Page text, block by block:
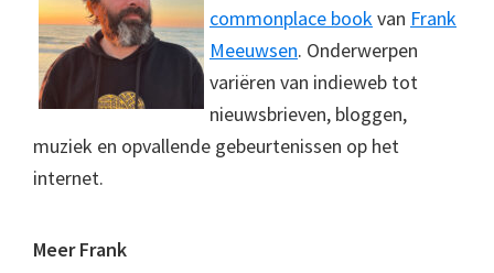
commonplace bookvan Frank
Meeuwsen. Onderwerpen
variëren van indieweb tot
nieuwsbrieven, bloggen,
muziek en opvallende gebeurtenissen op het
internet.
Meer Frank